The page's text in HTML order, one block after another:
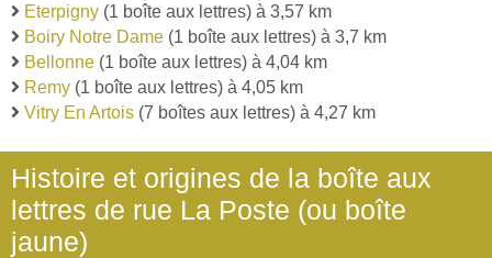
Eterpigny (1 boîte aux lettres) à 3,57 km
Boiry Notre Dame (1 boîte aux lettres) à 3,7 km
Bellonne (1 boîte aux lettres) à 4,04 km
Remy (1 boîte aux lettres) à 4,05 km
Vitry En Artois (7 boîtes aux lettres) à 4,27 km
Histoire et origines de la boîte aux
lettres de rue La Poste (ou boîte
jaune)